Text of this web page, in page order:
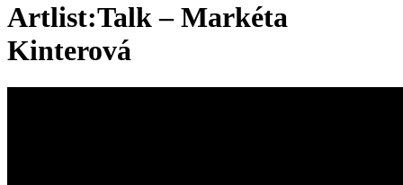
Artlist:Talk – Markéta
Kinterová